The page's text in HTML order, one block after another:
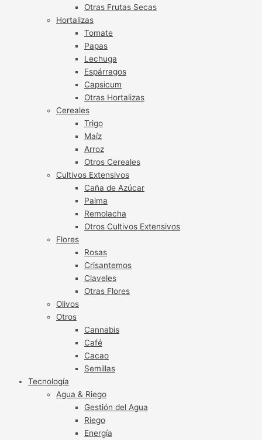
Otras Frutas Secas
Hortalizas
Tomate
Papas
Lechuga
Espárragos
Capsicum
Otras Hortalizas
Cereales
Trigo
Maíz
Arroz
Otros Cereales
Cultivos Extensivos
Caña de Azúcar
Palma
Remolacha
Otros Cultivos Extensivos
Flores
Rosas
Crisantemos
Claveles
Otras Flores
Olivos
Otros
Cannabis
Café
Cacao
Semillas
Tecnología
Agua & Riego
Gestión del Agua
Riego
Energía